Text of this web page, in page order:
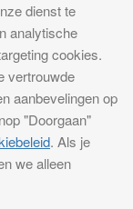
is
09145264
dienst te
analytische
cookies.
vertrouwde
aanbevelingen op
"Doorgaan"
. Als je
we alleen